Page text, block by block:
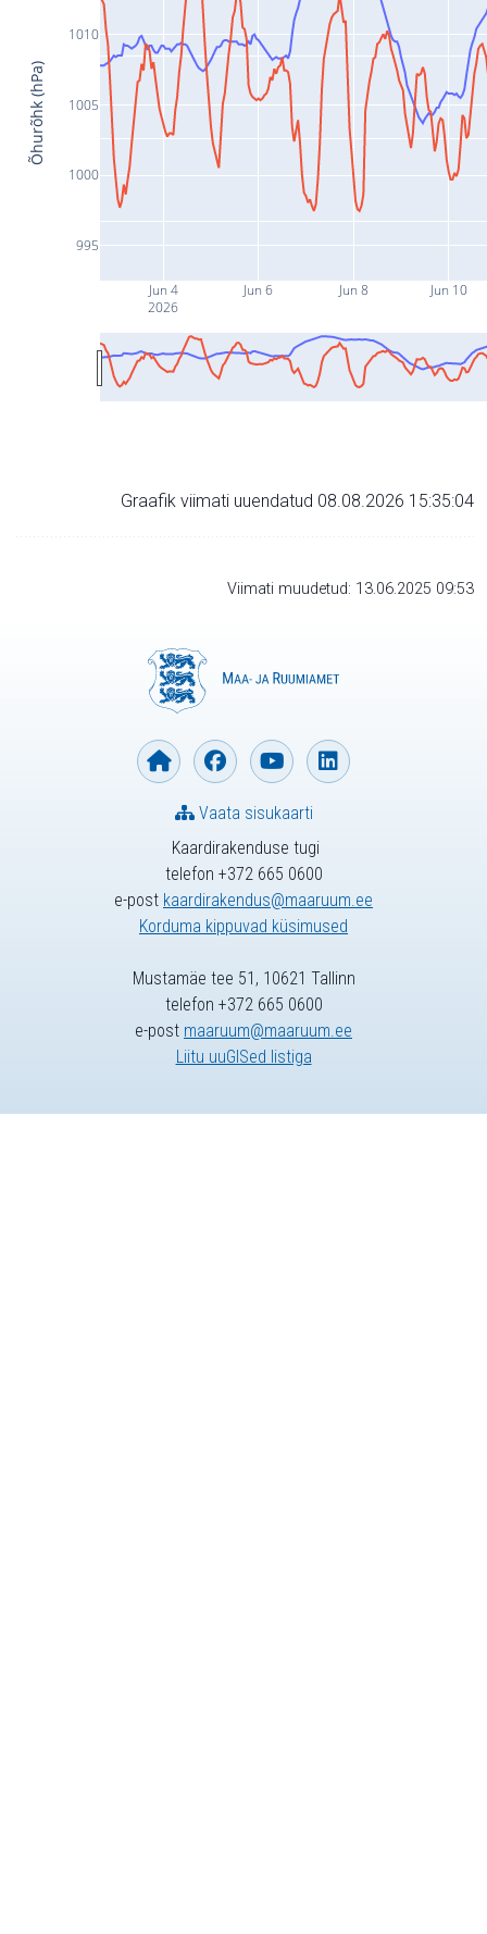
Jun 4
2026
Jun 6 Jun 8 Jun 10
995
1000
1005
1010
Õhurõhk (hPa)
Graafik viimati uuendatud 08.08.2026 15:35:04
Viimati muudetud: 13.06.2025 09:53
Kaardirakenduse tugi
telefon +372 665 0600
e-post kaardirakendus@maaruum.ee
Korduma kippuvad küsimused
Vaata sisukaarti
Mustamäe tee 51, 10621 Tallinn
telefon +372 665 0600
e-post maaruum@maaruum.ee
Liitu uuGISed listiga